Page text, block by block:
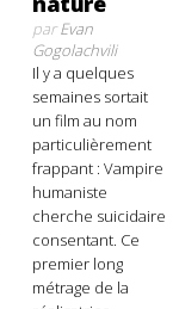
parEvan
Gogolachvili
Il y a quelques
semaines sortait
un film au nom
particulièrement
frappant : Vampire
humaniste
cherche suicidaire
consentant. Ce
premier long
métrage de la